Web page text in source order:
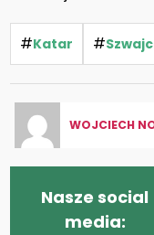
#Katar #
WOJCIECH
Nasze social
media: